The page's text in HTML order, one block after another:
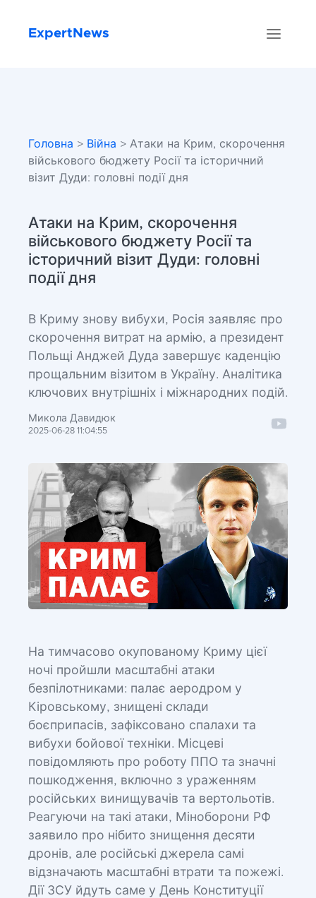
ExpertNews
Головна > Війна > Атаки на Крим, скорочення
військового бюджету Росії та історичний
візит Дуди: головні події дня
Атаки на Крим, скорочення
військового бюджету Росії та
історичний візит Дуди: головні
події дня
В Криму знову вибухи, Росія заявляє про
скорочення витрат на армію, а президент
Польщі Анджей Дуда завершує каденцію
прощальним візитом в Україну. Аналітика
ключових внутрішніх і міжнародних подій.
Микола Давидюк
2025-06-28 11:04:55
На тимчасово окупованому Криму цієї
ночі пройшли масштабні атаки
безпілотниками: палає аеродром у
Кіровському, знищені склади
боєприпасів, зафіксовано спалахи та
вибухи бойової техніки. Місцеві
повідомляють про роботу ППО та значні
пошкодження, включно з ураженням
російських винищувачів та вертольотів.
Реагуючи на такі атаки, Міноборони РФ
заявило про нібито знищення десяти
дронів, але російські джерела самі
відзначають масштабні втрати та пожежі.
Дії ЗСУ йдуть саме у День Конституції